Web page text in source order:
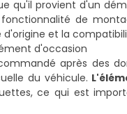
qu'il provient d'un
de
et la
d'occasion
après des
du véhicule.
ce qui est